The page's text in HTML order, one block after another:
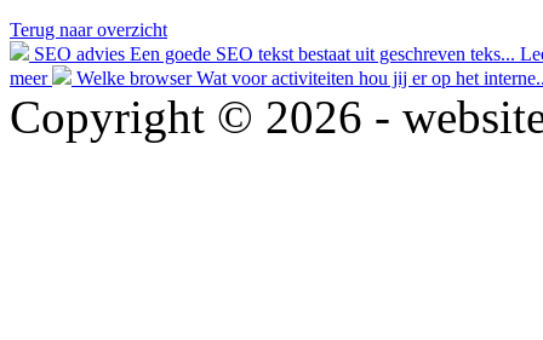
Terug naar overzicht
SEO advies Een goede SEO tekst bestaat uit geschreven teks...
meer
Welke browser Wat voor activiteiten hou jij er op het
Copyright © 2026 -